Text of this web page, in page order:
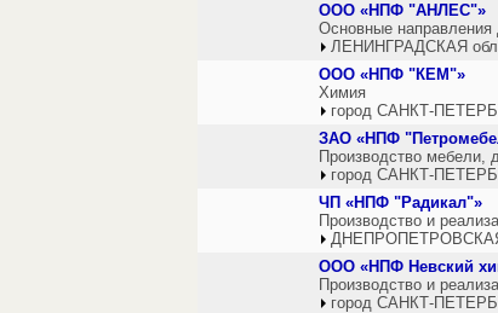
ООО «НПФ "АНЛЕС"»
Основные направления
ЛЕНИНГРАДСКАЯ
ООО «НПФ "КЕМ"»
Химия
город САНКТ-
ЗАО «НПФ
Производство мебели,
город САНКТ-
ЧП «НПФ "Радикал"»
Производство и
ДНЕПРОПЕТРОВСКАЯ
ООО «НПФ Невский
Производство и
город САНКТ-